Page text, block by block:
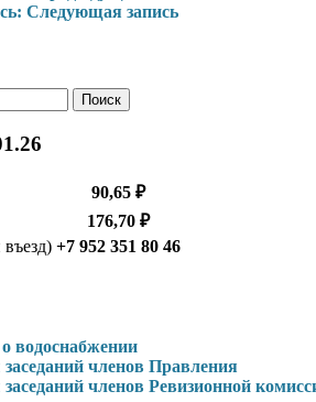
Следующая запись
90,65 ₽
176,70 ₽
+7 952 351 80 46
водоснабжении
членов Правления
членов Ревизионной